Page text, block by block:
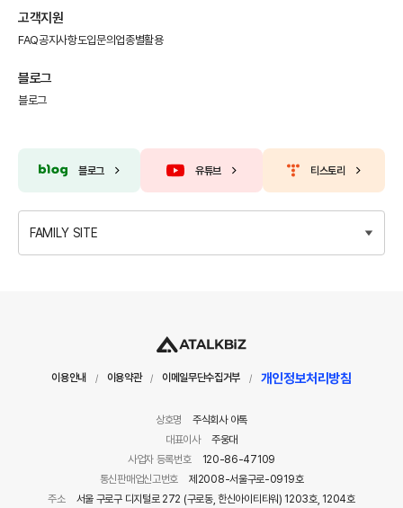
고객지원
FAQ공지사항도입문의 업종별활용
블로그
블로그
블로그 유튜브 티스토리
FAMILY SITE
이용안내 / 이용약관 / 이메일무단수집거부 / 개인정보처리방침
상호명
주식회사 아톡
대표이사
주웅대
사업자 등록번호
120-86-47109
통신판매업신고번호
제2008-서울구로-0919호
주소
서울 구로구 디지털로 272 (구로동, 한신아이티타워) 1203호, 1204호